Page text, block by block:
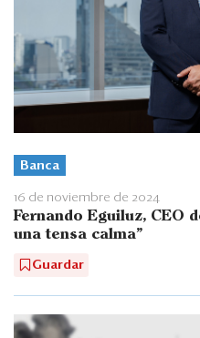
Banca
16 de noviembre de 2024
Fernando Eguiluz, CEO
una tensa calma”
Guardar